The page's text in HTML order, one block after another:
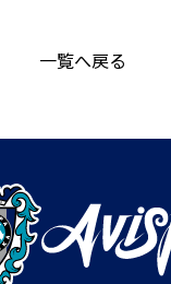
一覧へ戻る